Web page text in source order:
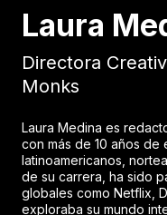
Laura
Directora
Monks
Laura Medina es
con más de 10 años
latinoamericanos,
de su carrera, ha sido
globales como Netflix,
exploraba su mundo